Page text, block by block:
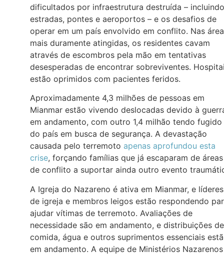
dificultados por infraestrutura destruída – incluindo
estradas, pontes e aeroportos – e os desafios de
operar em um país envolvido em conflito. Nas
mais duramente atingidas, os residentes cavam
através de escombros pela mão em tentativas
desesperadas de encontrar sobreviventes.
estão oprimidos com pacientes feridos.
Aproximadamente 4,3 milhões de pessoas em
Mianmar estão vivendo deslocadas devido à
em andamento, com outro 1,4 milhão tendo fugido
do país em busca de segurança. A devastação
causada pelo terremoto apenas aprofundou esta
crise, forçando famílias que já escaparam de áreas
de conflito a suportar ainda outro evento
A Igreja do Nazareno é ativa em Mianmar, e líderes
de igreja e membros leigos estão respondendo
ajudar vítimas de terremoto. Avaliações de
necessidade são em andamento, e distribuições de
comida, água e outros suprimentos essenciais
em andamento. A equipe de Ministérios Nazarenos